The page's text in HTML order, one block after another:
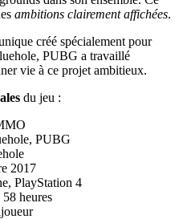
ambitions clairement affichées.
créé spécialement pour
PUBG a travaillé
vie à ce projet ambitieux.
du jeu :
PUBG
2017
PlayStation 4
58 heures